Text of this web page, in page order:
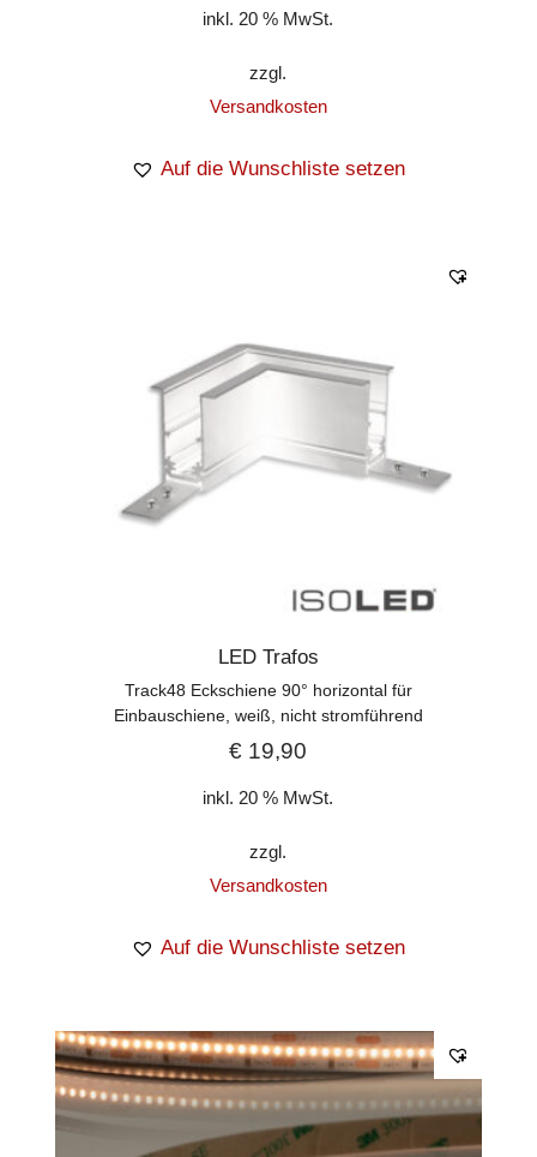
inkl. 20 % MwSt.
zzgl.
Versandkosten
Auf die Wunschliste setzen
LED Trafos
Track48 Eckschiene 90° horizontal für
Einbauschiene, weiß, nicht stromführend
€ 19,90
inkl. 20 % MwSt.
zzgl.
Versandkosten
Auf die Wunschliste setzen